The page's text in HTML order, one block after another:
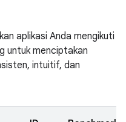
aplikasi Anda mengikuti
untuk menciptakan
intuitif, dan